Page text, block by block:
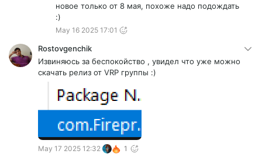
новое только от 8 мая, похоже надо подождать
:)
May 16 2025 17:01
Rostovgenchik
Извиняюсь за беспокойство , увидел что уже можно
скачать релиз от VRP группы :)
May 17 2025 12:32 1